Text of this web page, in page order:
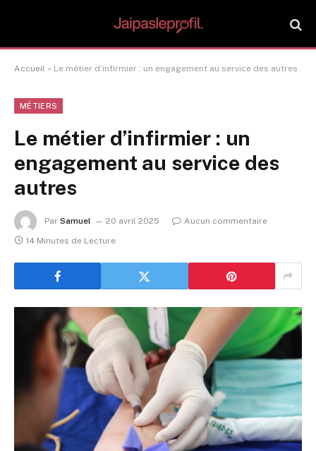
Accueil » Le métier d’infirmier : un engagement au service des autres
MÉTIERS
Le métier d’infirmier : un
engagement au service des
autres
Par Samuel 20 avril 2025
Aucun commentaire
14 Minutes de Lecture